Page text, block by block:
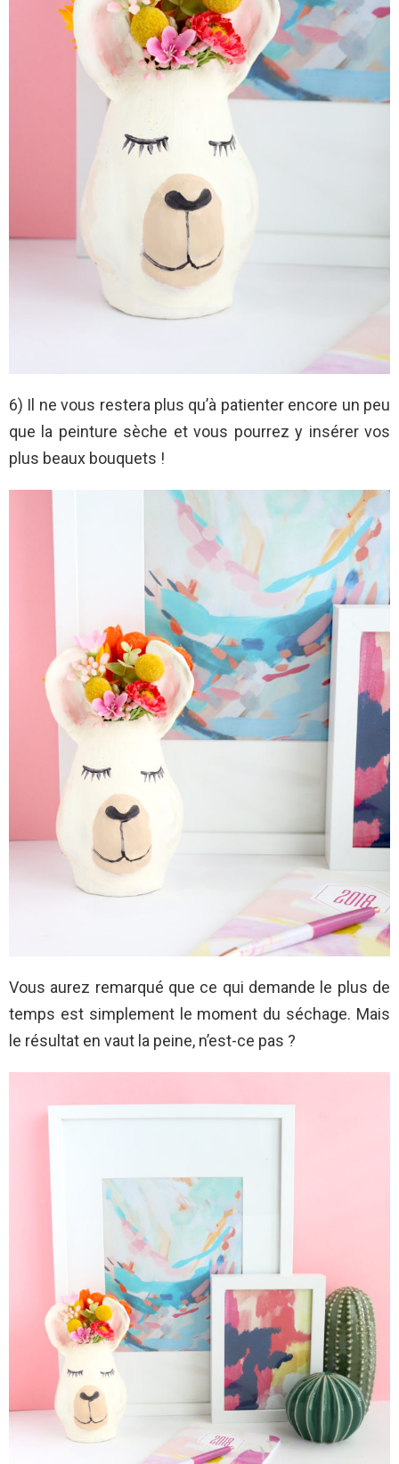
6) Il ne vous restera plus qu’à patienter encore un peu
que la peinture sèche et vous pourrez y insérer vos
plus beaux bouquets !
Vous aurez remarqué que ce qui demande le plus de
temps est simplement le moment du séchage. Mais
le résultat en vaut la peine, n’est-ce pas ?